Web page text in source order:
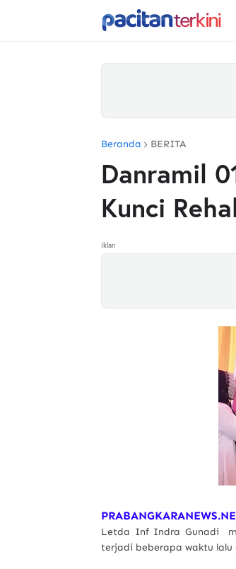
Beranda BERITA
Danramil
Kunci
Iklan
Letda Inf Indra Gunadi
terjadi beberapa waktu